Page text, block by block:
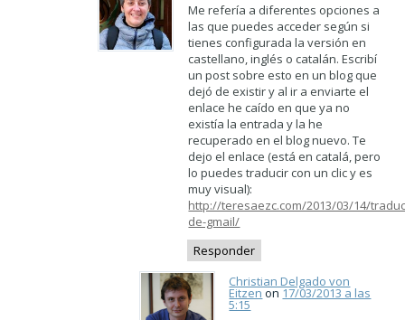
Me refería a diferentes opciones a
las que puedes acceder según si
tienes configurada la versión en
castellano, inglés o catalán. Escribí
un post sobre esto en un blog que
dejó de existir y al ir a enviarte el
enlace he caído en que ya no
existía la entrada y la he
recuperado en el blog nuevo. Te
dejo el enlace (está en catalá, pero
lo puedes traducir con un clic y es
muy visual):
http://teresaezc.com/2013/03/14/
de-gmail/
Responder
Christian Delgado von
Eitzenon17/03/2013 a las
5:15